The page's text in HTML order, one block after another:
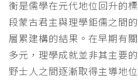
衡是儒學在元代地位回升的
段蒙古君主與理學鉅儒之間
層累建構的結果。在早期有
多元，理學成就並非其主要
野士人之間逐漸取得主導地